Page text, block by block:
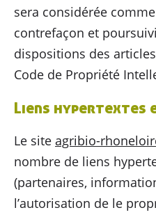
sera considérée
contrefaçon et
dispositions des
Code de Propriété
Liens hypertextes
Le site agribio-
nombre de liens
(partenaires,
l’autorisation de le